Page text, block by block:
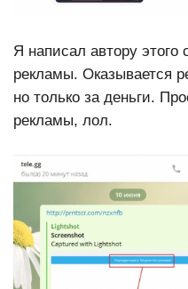
Я написал автору этого
рекламы. Оказывается
но только за деньги.
рекламы, лол.